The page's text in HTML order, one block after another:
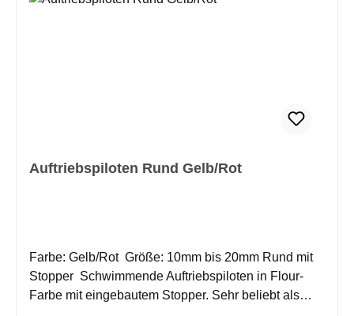
Auftriebspiloten Rund Gelb/Rot
Farbe: Gelb/Rot Größe: 10mm bis 20mm Rund mit
Stopper Schwimmende Auftriebspiloten in Flour-
Farbe mit eingebautem Stopper. Sehr beliebt als